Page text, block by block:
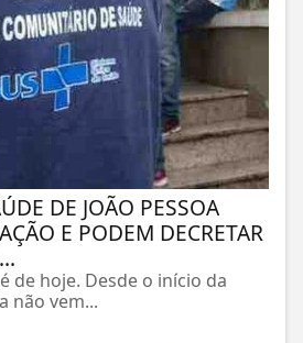
DE JOÃO PESSOA
E PODEM DECRETAR
de hoje. Desde o início da
não vem...